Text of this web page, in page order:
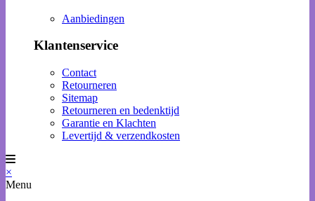
Aanbiedingen
Klantenservice
Contact
Retourneren
Sitemap
Retourneren en bedenktijd
Garantie en Klachten
Levertijd & verzendkosten
×
Menu